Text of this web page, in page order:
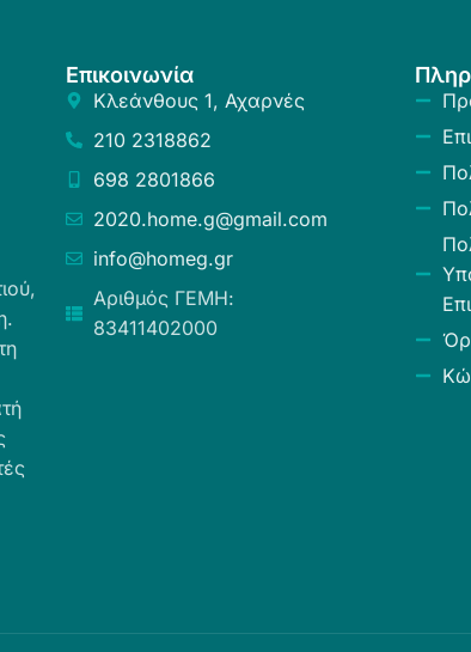
Επικοινωνία
Κλεάνθους 1, Αχαρνές
210 2318862
698 2801866
2020.home.g@gmail.com
info@homeg.gr
Αριθμός ΓΕΜΗ:
83411402000